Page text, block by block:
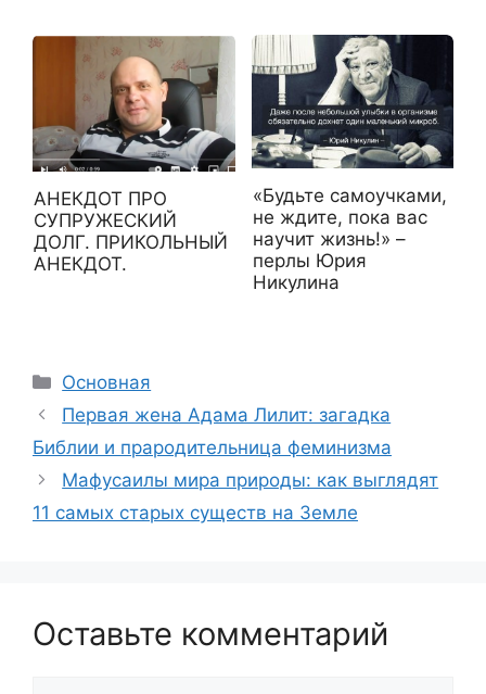
АНЕКДОТ ПРО
СУПРУЖЕСКИЙ
ДОЛГ. ПРИКОЛЬНЫЙ
АНЕКДОТ.
«Будьте самоучками,
не ждите, пока вас
научит жизнь!» –
перлы Юрия
Никулина
Рубрики
Основная
Первая жена Адама Лилит: загадка
Библии и прародительница феминизма
Мафусаилы мира природы: как выглядят
11 самых старых существ на Земле
Оставьте комментарий